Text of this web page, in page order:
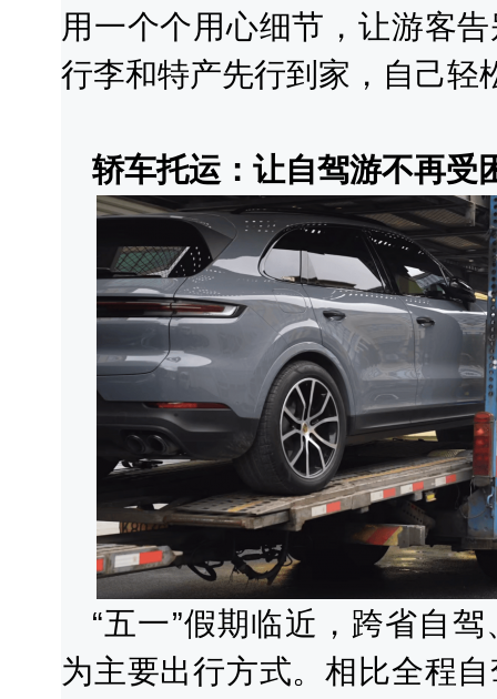
用一个个用心细节，让游客
行李和特产先行到家，自己轻
轿车托运：让自驾游不再受
“五一”假期临近，跨省自
为主要出行方式。相比全程